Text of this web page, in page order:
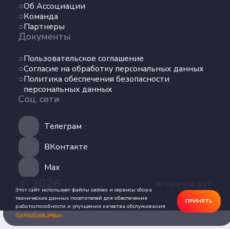
Об Ассоциации
Команда
Партнеры
Документы
Пользовательское соглашение
Согласие на обработку персональных данных
Политика обеспечения безопасности
персональных данных
Соц. сети
Телеграм
ВКонтакте
Max
© 2026
Команда
Партнеры
Пользовательское соглашение
Согласие на обработку персональных данных
Политика обеспечения безопасности
персональных данных
сети
Телеграм
ВКонтакте
Max
Этот сайт использует файлы cookies и сервисы сбора
технических данных посетителей для обеспечения
работоспособности и улучшения качества обслуживания
(подробнее здесь).
ПРИНЯТЬ